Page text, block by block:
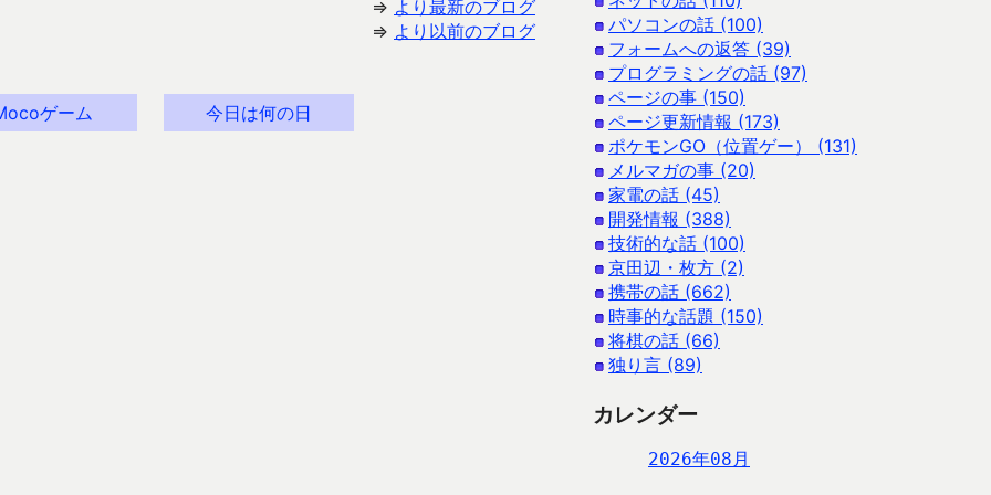
⇒ より最新のブログ
⇒ より以前のブログ
ゲーム 今日は何の日
パソコンの話 (100)
フォームへの返答 (39)
プログラミングの話 (97)
ページの事 (150)
ページ更新情報 (173)
ポケモンGO（位置ゲー） (131)
メルマガの事 (20)
家電の話 (45)
開発情報 (388)
技術的な話 (100)
京田辺・枚方 (2)
携帯の話 (662)
時事的な話題 (150)
将棋の話 (66)
独り言 (89)
カレンダー
2026年08月